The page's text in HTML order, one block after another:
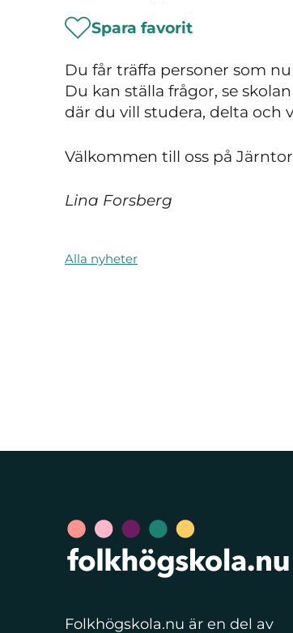
Spara favorit
Du får träffa personer som
Du kan ställa frågor, se
där du vill studera, delta och
Välkommen till oss på
Lina Forsberg
Alla nyheter
Folkhögskola.nu är en del av